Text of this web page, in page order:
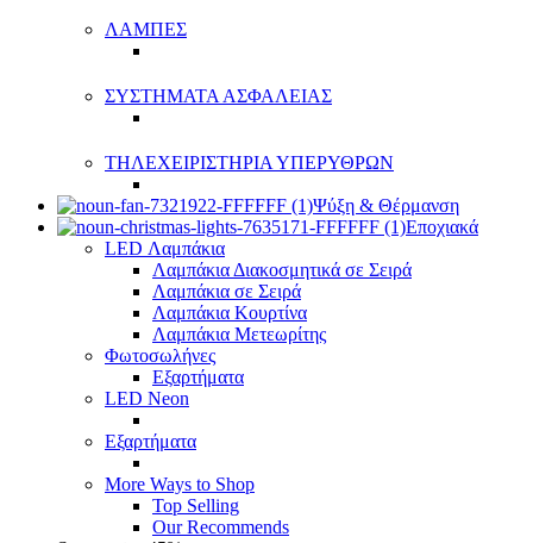
ΛΑΜΠΕΣ
ΣΥΣΤΗΜΑΤΑ ΑΣΦΑΛΕΙΑΣ
ΤΗΛΕΧΕΙΡΙΣΤΗΡΙΑ ΥΠΕΡΥΘΡΩΝ
Ψύξη & Θέρμανση
Εποχιακά
LED Λαμπάκια
Λαμπάκια Διακοσμητικά σε Σειρά
Λαμπάκια σε Σειρά
Λαμπάκια Κουρτίνα
Λαμπάκια Μετεωρίτης
Φωτοσωλήνες
Εξαρτήματα
LED Neon
Εξαρτήματα
More Ways to Shop
Top Selling
Our Recommends